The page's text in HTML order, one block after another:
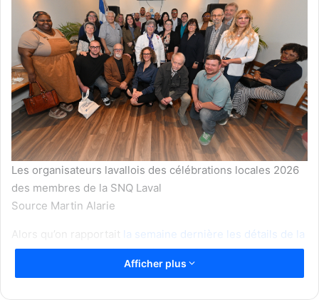
Les organisateurs lavallois des célébrations locales 2026
des membres de la SNQ Laval
Source Martin Alarie
Alors qu’on rapportait la semaine dernière les détails de la
programmationmusicale prévue au Centre de la nature le
23 juin, la Société nationale du Québec à Laval (SNQ Laval)
Afficher plus